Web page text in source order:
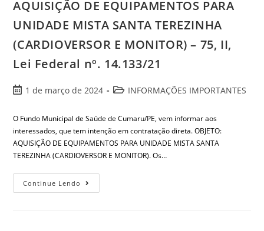
AQUISIÇÃO DE EQUIPAMENTOS PARA
UNIDADE MISTA SANTA TEREZINHA
(CARDIOVERSOR E MONITOR) – 75, II,
Lei Federal nº. 14.133/21
1 de março de 2024 INFORMAÇÕES IMPORTANTES
O Fundo Municipal de Saúde de Cumaru/PE, vem informar aos
interessados, que tem intenção em contratação direta. OBJETO:
AQUISIÇÃO DE EQUIPAMENTOS PARA UNIDADE MISTA SANTA
TEREZINHA (CARDIOVERSOR E MONITOR). Os…
Continue Lendo